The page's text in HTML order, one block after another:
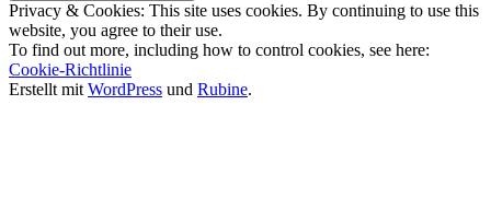
Privacy & Cookies: This site uses cookies. By continuing to use this
website, you agree to their use.
To find out more, including how to control cookies, see here:
Cookie-Richtlinie
Erstellt mit WordPress und Rubine.